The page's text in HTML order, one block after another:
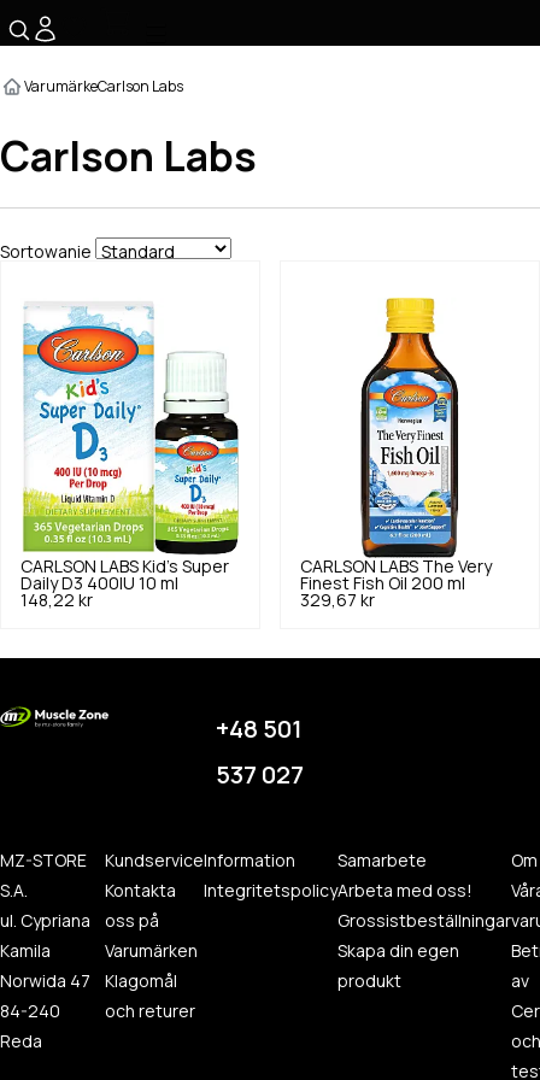
VarumärkeCarlson Labs
Carlson Labs
Sortowanie
CARLSON LABS Kid's Super
Daily D3 400IU 10 ml
148,22 kr
CARLSON LABS The Very
Finest Fish Oil 200 ml
329,67 kr
+48 501
537 027
MZ-STORE
S.A.
ul. Cypriana
Kamila
Norwida 47
84-240
Reda
Kundservice
Kontakta
oss på
Varumärken
Klagomål
och returer
Information
Integritetspolicy
Samarbete
Arbeta med oss!
Grossistbeställningar
Skapa din egen
produkt
av
och